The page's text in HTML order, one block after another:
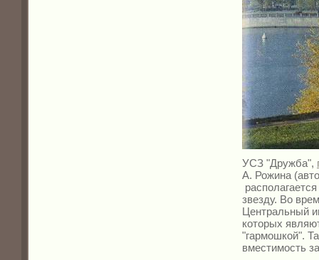
УСЗ "Дружба",
А. Рожина
звезду. Во
Центральный
которых
"гармошкой".
вместимость